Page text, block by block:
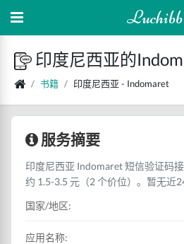
Luchibb
印度尼西亚的
书籍 印度尼西亚 - Indomaret
服务摘要
印度尼西亚 Indomaret 短信验证码
约 1.5-3.5 元（2 个价位）。暂无近
国家/地区:
应用名称: